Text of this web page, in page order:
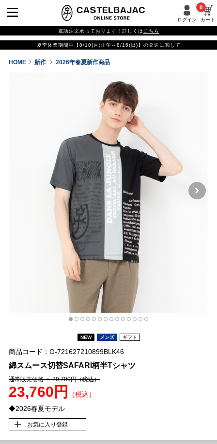
ログイン カート
0
電話注文承っております！詳しくは こちら
夏季休業期間中【8/10(月)正午～8/16(日)】の発送に関して
HOME 新作 2026年春夏新作商品
NEW メンズ ギフト
商品コード：G-721627210899BLK46
綿スムース切替SAFARI柄半Tシャツ
通常販売価格 ： 29,700円（税込）
23,760円
（税込）
◆2026春夏モデル
お気に入り登録